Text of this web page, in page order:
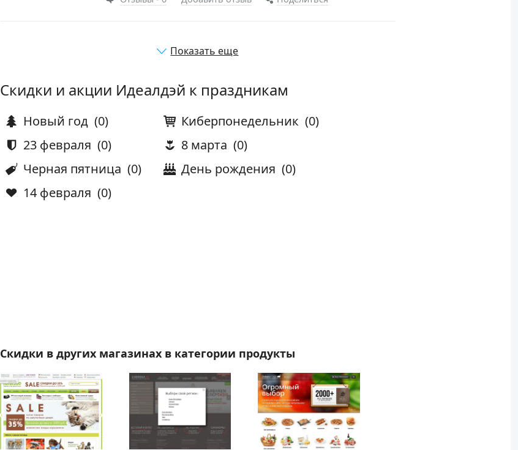
Показать еще
Скидки и акции Идеалдэй к праздникам
Новый год (0) Киберпонедельник (0)
23 февраля (0) 8 марта (0)
Черная пятница (0) День рождения (0)
14 февраля (0)
Скидки в других магазинах в категории продукты